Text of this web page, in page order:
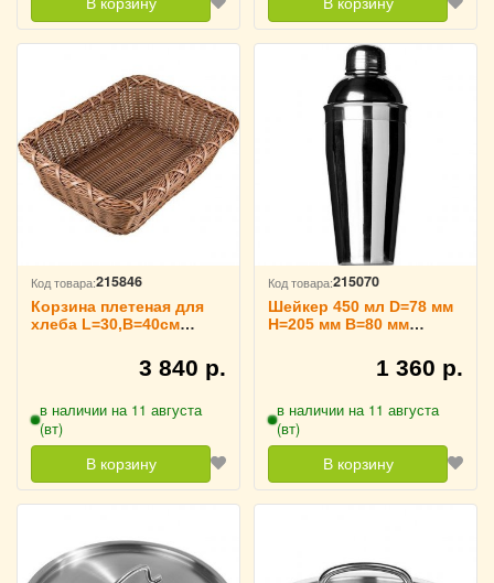
Код товара:215846
Корзина плетеная для
хлеба L=30,B=40см
3 840 р.
в наличии на 11 августа
(вт)
В корзину
Код товара:215070
Шейкер 450 мл D=78 мм
H=205 мм B=80 мм
1 360 р.
в наличии на 11 августа
(вт)
В корзину